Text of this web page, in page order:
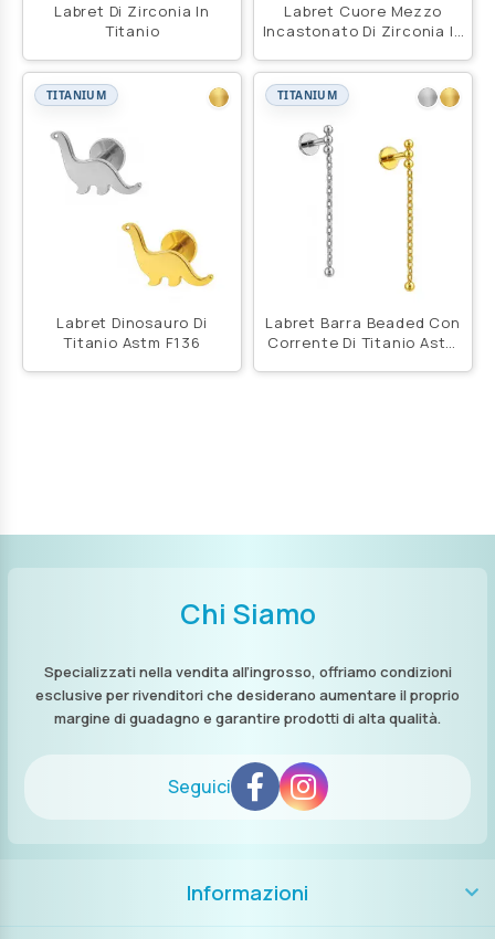
Labret Di Zirconia In
Titanio
Labret Cuore Mezzo
Incastonato Di Zirconia In
TITANIUM
Labret Dinosauro Di
Titanio Astm F136
TITANIUM
Labret Barra Beaded Con
Corrente Di Titanio Astm
Chi Siamo
Specializzati nella vendita all’ingrosso, offriamo condizioni
esclusive per rivenditori che desiderano aumentare il proprio
margine di guadagno e garantire prodotti di alta qualità.
Seguici
Informazioni